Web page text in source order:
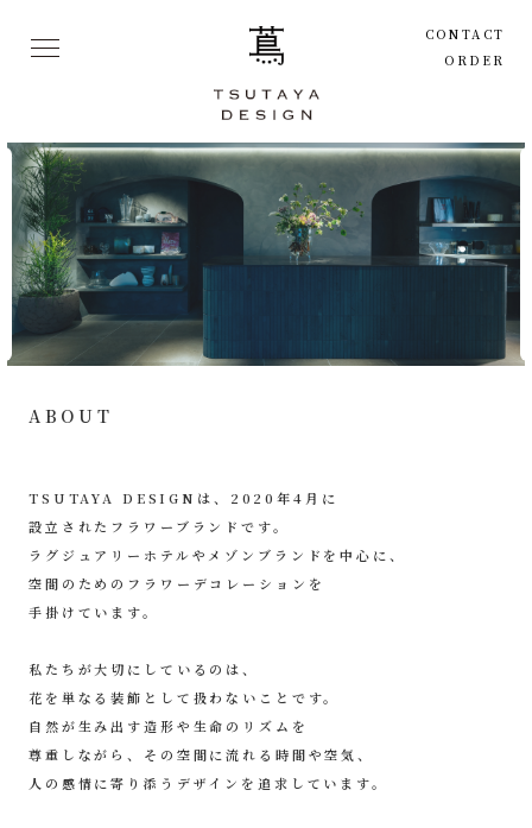
CONTACT
ORDER
ABOUT
TSUTAYA DESIGNは、2020年4月に
設立されたフラワーブランドです。
ラグジュアリーホテルやメゾンブランドを中心に、
空間のためのフラワーデコレーションを
手掛けています。
私たちが大切にしているのは、
花を単なる装飾として扱わないことです。
自然が生み出す造形や生命のリズムを
尊重しながら、 その空間に流れる時間や空気、
人の感情に寄り添うデザインを追求しています。